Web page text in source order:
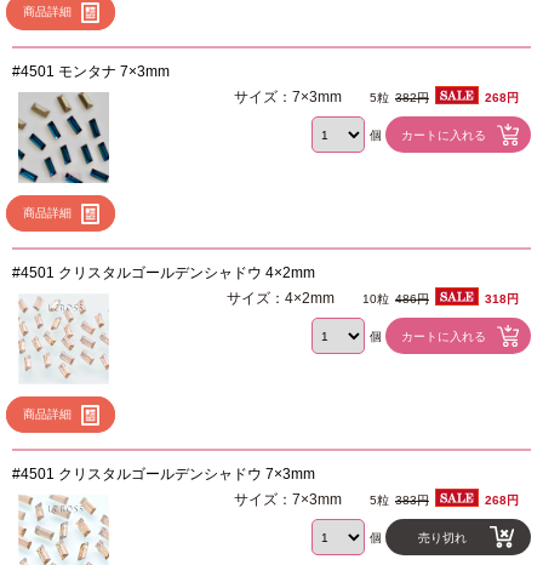
商品詳細
#4501 モンタナ 7×3mm
商品詳細
サイズ：7×3mm 5粒 382円 268円
個
#4501 クリスタルゴールデンシャドウ 4×2mm
商品詳細
サイズ：4×2mm 10粒 486円 318円
個
#4501 クリスタルゴールデンシャドウ 7×3mm
サイズ：7×3mm 5粒 383円 268円
個 売り切れ